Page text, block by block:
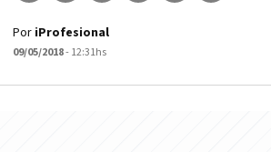
Por iProfesional
09/05/2018- 12:31hs